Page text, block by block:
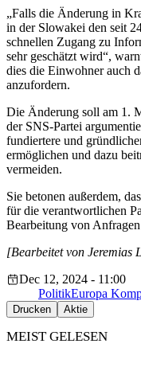
„Falls die Änderung in
in der Slowakei den seit
schnellen Zugang zu
sehr geschätzt wird“,
dies die Einwohner auch
anzufordern.
Die Änderung soll am 1.
der SNS-Partei
fundiertere und
ermöglichen und dazu
vermeiden.
Sie betonen außerdem,
für die verantwortlichen
Bearbeitung von
[Bearbeitet von Jeremias
Dec 12, 2024 - 11:00
PolitikEuropa
Drucken Aktie
MEIST GELESEN